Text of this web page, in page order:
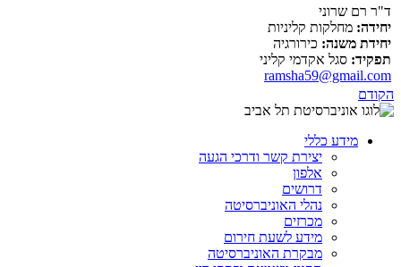
ד"ר רם שרוני
יחידה: מחלקות קליניות
יחידת משנה: כירורגיה
תפקיד: סגל אקדמי קליני
ramsha59@gmail.com
הקודם
מידע כללי
יצירת קשר ודרכי הגעה
אלפון
דרושים
נהלי האוניברסיטה
מכרזים
מידע לשעת חירום
מבקרת האוניברסיטה